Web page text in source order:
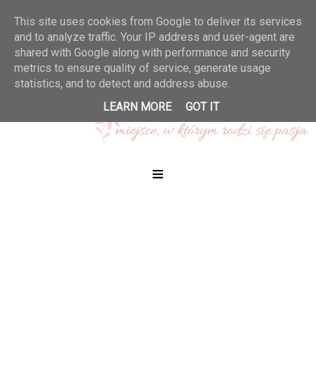
≡
This site uses cookies from Google to deliver its services
and to analyze traffic. Your IP address and user-agent are
shared with Google along with performance and security
metrics to ensure quality of service, generate usage
statistics, and to detect and address abuse.
LEARN MORE
GOT IT